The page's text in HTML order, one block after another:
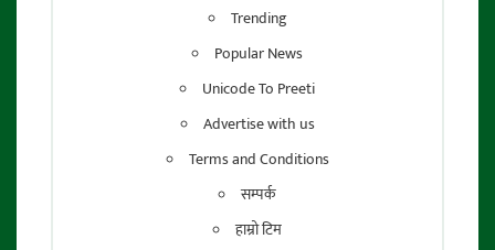
Trending
Popular News
Unicode To Preeti
Advertise with us
Terms and Conditions
सम्पर्क
हाम्रो टिम